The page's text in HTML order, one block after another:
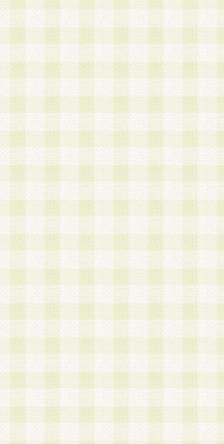
a.既に登録されている会員と同一のメールアドレ
録する場合
b.本サービスと同様のサービスを提供している企
業に従事していると思われる本人またはその家族
場合
c.その他当社が不適切と判断する場合
2.当社は、会員登録希望者を会員として承認する
した 場合、会員登録希望者による会員登録手続
による承認後の場合であっても、会員登録の取り
の抹消を、当社が適切と判 断する方法・手段に
とができるものとします。
3.会員登録希望者が18歳未満、成年被後見人、被
人 である場合は、親権者などの法定代理人の同
録を行うものとします。なお、義務教育学齢に該
者については、登録時に 当社が別途定める方法
権者による承認手続きを行うものとします。
第3条 会員の登録方法
1.会員登録手続きは、会員登録希望者本人が行う
る登録は一切認められないものとします。
2.会員登録希望者は、本規約に同意の後、当社指
画 面」において、当社が指定する必要事項を入
を行うものとします。当社は、会員登録を承認し
会員として本サービスを 受けるためのログイン
を付与します。
3.会員は、会員登録の際に申告する登録情報の全
いかなる虚偽の申告をも行ってはならないものと
4.会員は、複数のログインＩＤおよびパスワード
いものとします。
第4条 ログインIDおよびパスワードの管理
1.会員は、会員登録後、本サイト内にて本サービ